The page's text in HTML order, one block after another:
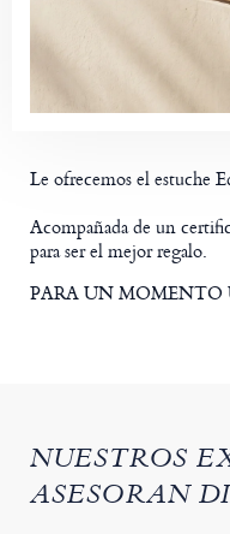
Le ofrecemos el estuche
Acompañada de un
para ser el mejor regalo.
PARA UN
NUESTROS
ASESORAN